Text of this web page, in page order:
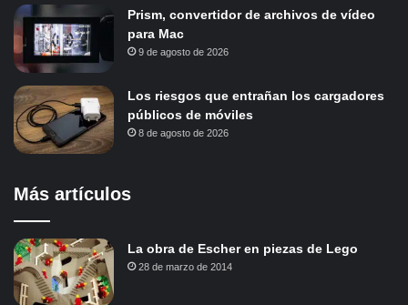
Prism, convertidor de archivos de vídeo
para Mac
9 de agosto de 2026
Los riesgos que entrañan los cargadores
públicos de móviles
8 de agosto de 2026
Más artículos
La obra de Escher en piezas de Lego
28 de marzo de 2014